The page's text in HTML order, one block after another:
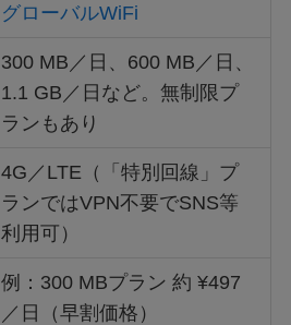
グローバルWiFi
300 MB／日、600 MB／日、
1.1 GB／日など。無制限プ
ランもあり
4G／LTE（「特別回線」プ
ランではVPN不要でSNS等
利用可）
例：300 MBプラン 約 ¥497
／日（早割価格）